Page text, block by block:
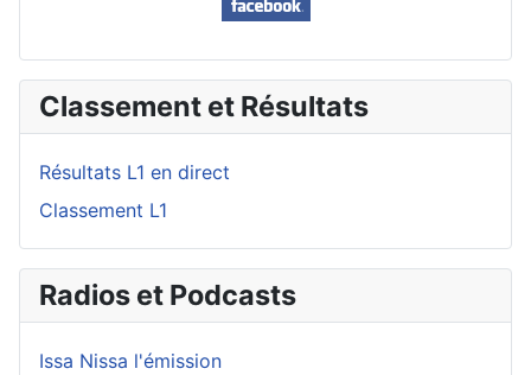
Classement et Résultats
Résultats L1 en direct
Classement L1
Radios et Podcasts
Issa Nissa l'émission